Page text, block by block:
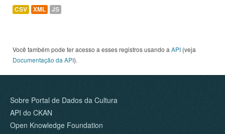
CSV XML JS
Você também pode ter acesso a esses registros usando a API (veja
Documentação da API).
Sobre Portal de Dados da Cultura
API do CKAN
Open Knowledge Foundation